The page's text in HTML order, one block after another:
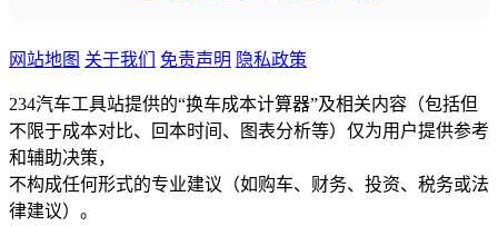
网站地图 关于我们 免责声明 隐私政策
234汽车工具站提供的“换车成本计算器”及相关内容（包括但
不限于成本对比、回本时间、图表分析等）仅为用户提供参考
和辅助决策，
不构成任何形式的专业建议（如购车、财务、投资、税务或法
律建议）。